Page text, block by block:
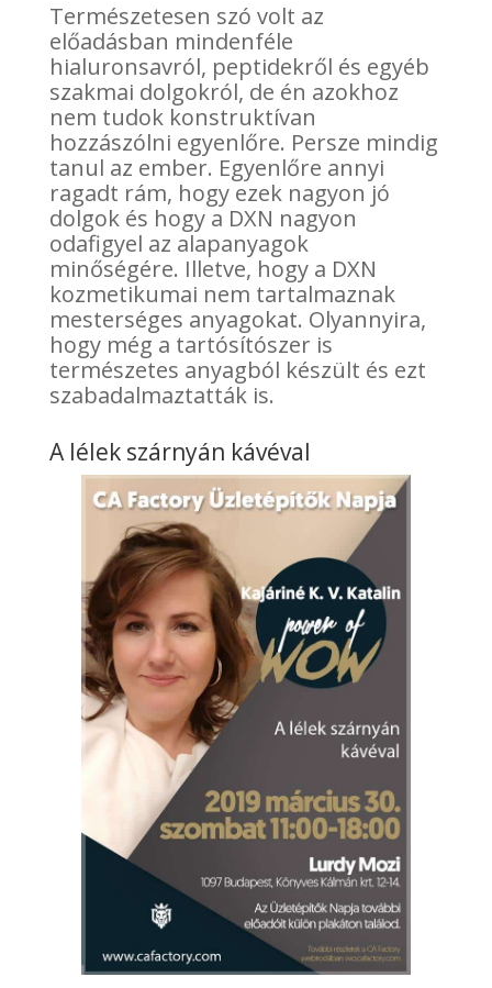
Természetesen szó volt az
előadásban mindenféle
hialuronsavról, peptidekről és egyéb
szakmai dolgokról, de én azokhoz
nem tudok konstruktívan
hozzászólni egyenlőre. Persze mindig
tanul az ember. Egyenlőre annyi
ragadt rám, hogy ezek nagyon jó
dolgok és hogy a DXN nagyon
odafigyel az alapanyagok
minőségére. Illetve, hogy a DXN
kozmetikumai nem tartalmaznak
mesterséges anyagokat. Olyannyira,
hogy még a tartósítószer is
természetes anyagból készült és ezt
szabadalmaztatták is.
A lélek szárnyán kávéval